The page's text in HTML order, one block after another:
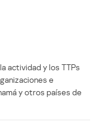
actividad y los TTPs
e
y otros países de